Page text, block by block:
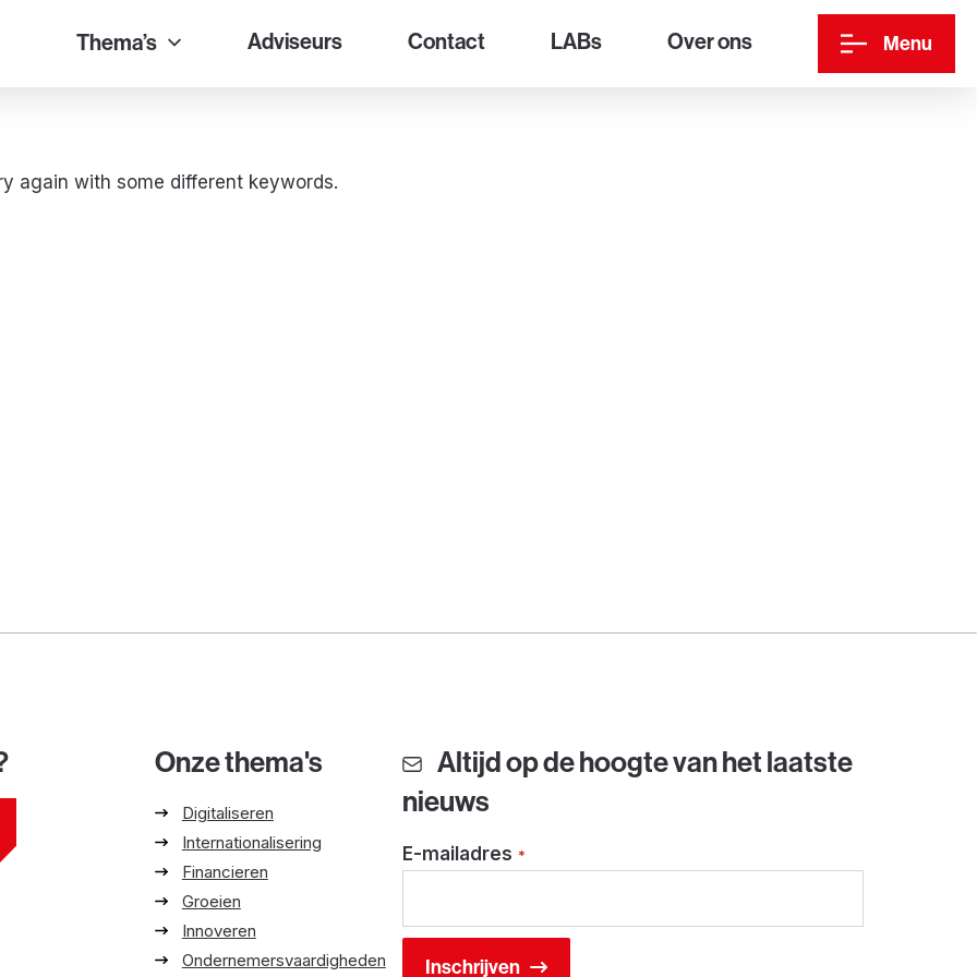
Thema’s Adviseurs Contact LABs Over ons Menu
again with some different keywords.
Onze thema's
Digitaliseren
Internationalisering
Financieren
Groeien
Innoveren
Ondernemersvaardigheden
Altijd op de hoogte van het laatste
nieuws
E-mailadres *